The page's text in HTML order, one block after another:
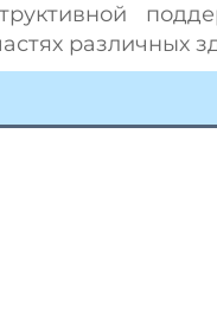
различных